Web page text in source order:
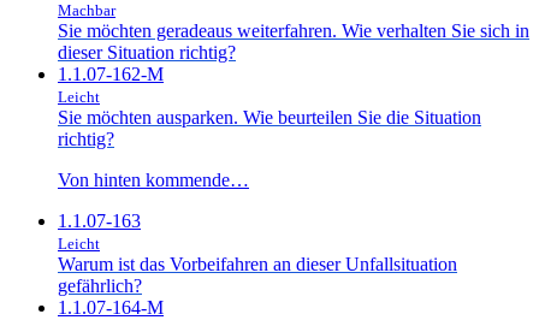
Machbar
Sie möchten geradeaus weiterfahren. Wie verhalten Sie sich in
dieser Situation richtig?
1.1.07-162-M
Leicht
Sie möchten ausparken. Wie beurteilen Sie die Situation
richtig?
Von hinten kommende…
1.1.07-163
Leicht
Warum ist das Vorbeifahren an dieser Unfallsituation
gefährlich?
1.1.07-164-M